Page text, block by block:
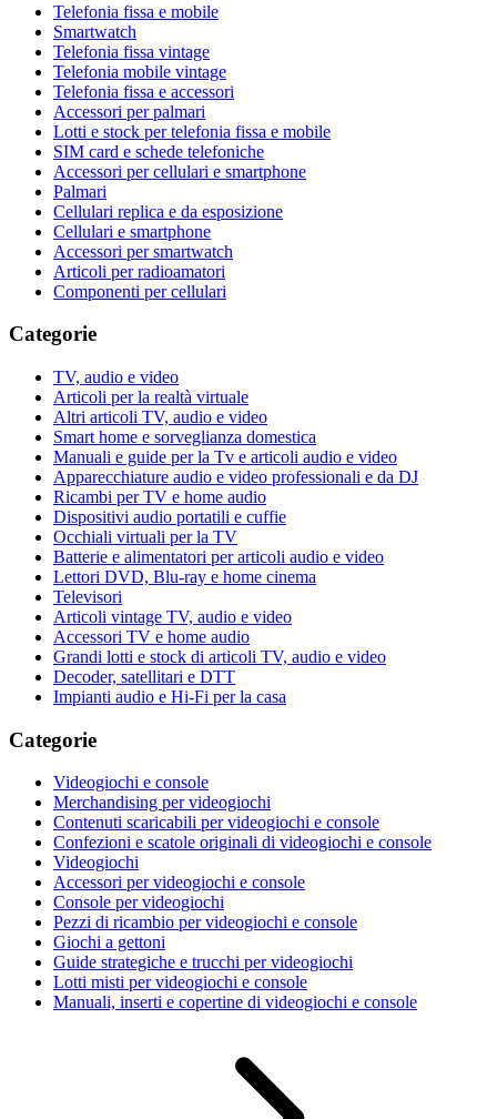
Telefonia fissa e mobile
Smartwatch
Telefonia fissa vintage
Telefonia mobile vintage
Telefonia fissa e accessori
Accessori per palmari
Lotti e stock per telefonia fissa e mobile
SIM card e schede telefoniche
Accessori per cellulari e smartphone
Palmari
Cellulari replica e da esposizione
Cellulari e smartphone
Accessori per smartwatch
Articoli per radioamatori
Componenti per cellulari
Categorie
TV, audio e video
Articoli per la realtà virtuale
Altri articoli TV, audio e video
Smart home e sorveglianza domestica
Manuali e guide per la Tv e articoli audio e video
Apparecchiature audio e video professionali e da DJ
Ricambi per TV e home audio
Dispositivi audio portatili e cuffie
Occhiali virtuali per la TV
Batterie e alimentatori per articoli audio e video
Lettori DVD, Blu-ray e home cinema
Televisori
Articoli vintage TV, audio e video
Accessori TV e home audio
Grandi lotti e stock di articoli TV, audio e video
Decoder, satellitari e DTT
Impianti audio e Hi-Fi per la casa
Categorie
Videogiochi e console
Merchandising per videogiochi
Contenuti scaricabili per videogiochi e console
Confezioni e scatole originali di videogiochi e console
Videogiochi
Accessori per videogiochi e console
Console per videogiochi
Pezzi di ricambio per videogiochi e console
Giochi a gettoni
Guide strategiche e trucchi per videogiochi
Lotti misti per videogiochi e console
Manuali, inserti e copertine di videogiochi e console